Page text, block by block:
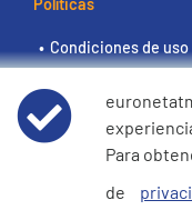
Políticas
Condiciones de uso
Aviso de privacidad
Política de cookies
Para
de